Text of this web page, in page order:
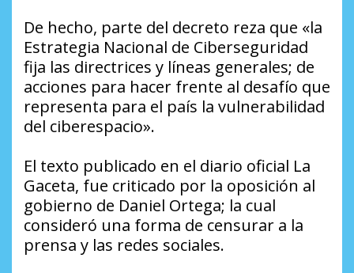
De hecho, parte del decreto reza que «la
Estrategia Nacional de Ciberseguridad
fija las directrices y líneas generales; de
acciones para hacer frente al desafío que
representa para el país la vulnerabilidad
del ciberespacio».
El texto publicado en el diario oficial La
Gaceta, fue criticado por la oposición al
gobierno de Daniel Ortega; la cual
consideró una forma de censurar a la
prensa y las redes sociales.